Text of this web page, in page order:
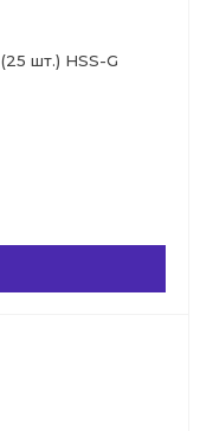
шт.) HSS-G